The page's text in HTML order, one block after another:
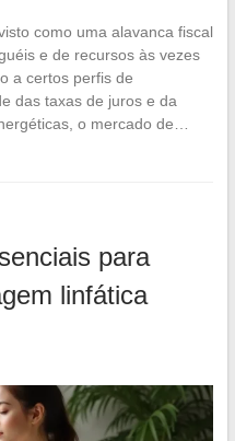
como uma alavanca fiscal
e de recursos às vezes
a certos perfis de
das taxas de juros e da
o mercado de…
para
linfática